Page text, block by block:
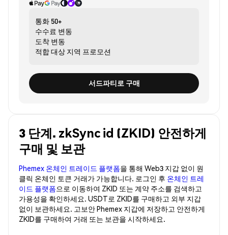
통화 50+
수수료 변동
도착 변동
적합 대상 지역 프로모션
서드파티로 구매
3 단계. zkSync id (ZKID) 안전하게
구매 및 보관
Phemex 온체인 트레이드 플랫폼을 통해 Web3 지갑 없이 원
클릭 온체인 토큰 거래가 가능합니다. 로그인 후 온체인 트레
이드 플랫폼으로 이동하여 ZKID 또는 계약 주소를 검색하고
가용성을 확인하세요. USDT로 ZKID를 구매하고 외부 지갑
없이 보관하세요. 고보안 Phemex 지갑에 저장하고 안전하게
ZKID를 구매하여 거래 또는 보관을 시작하세요.